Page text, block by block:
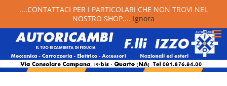
....CONTATTACI PER I PARTICOLARI CHE NON TROVI NEL
NOSTRO SHOP.... Ignora